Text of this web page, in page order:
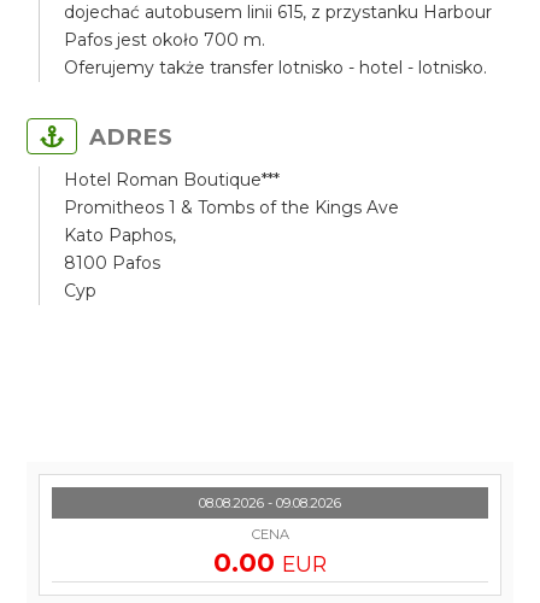
dojechać autobusem linii 615, z przystanku Harbour
Pafos jest około 700 m.
Oferujemy także transfer lotnisko - hotel - lotnisko.
ADRES
Hotel Roman Boutique***
Promitheos 1 & Tombs of the Kings Ave
Kato Paphos,
8100 Pafos
Cyp
08.08.2026 - 09.08.2026
CENA
0.00 EUR